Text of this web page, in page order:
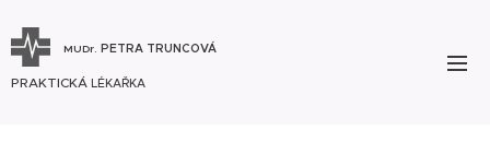
MUDr. PETRA TRUNCOVÁ
PRAKTICKÁ LÉKAŘKA